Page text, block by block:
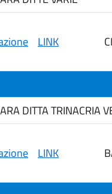
LINK
DITTA TRINACRIA
LINK